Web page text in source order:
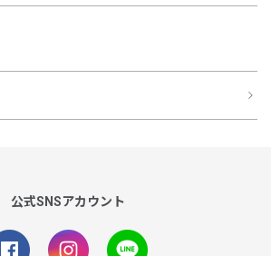
公式SNSアカウント